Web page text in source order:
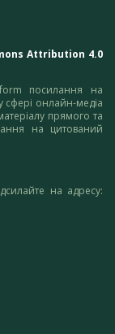
Attribution 4.0
посилання на
сфері онлайн-медіа
прямого та
на цитований
на адресу: